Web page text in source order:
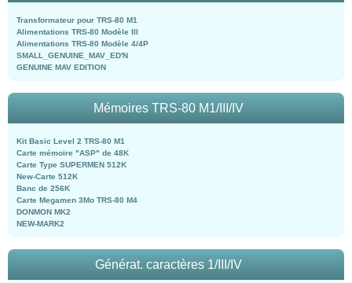
Transformateur pour TRS-80 M1
Alimentations TRS-80 Modèle III
Alimentations TRS-80 Modèle 4/4P
SMALL_GENUINE_MAV_ED'N
GENUINE MAV EDITION
Mémoires TRS-80 M1/III/IV
Kit Basic Level 2 TRS-80 M1
Carte mémoire "ASP" de 48K
Carte Type SUPERMEN 512K
New-Carte 512K
Banc de 256K
Carte Megamen 3Mo TRS-80 M4
DONMON MK2
NEW-MARK2
Générat. caractères 1/III/IV